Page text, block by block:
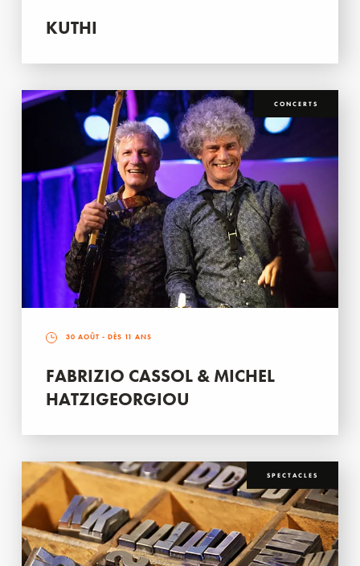
KUTHI
CONCERTS
30 AOÛT - DÈS 11 ANS
FABRIZIO CASSOL & MICHEL
HATZIGEORGIOU
SPECTACLES